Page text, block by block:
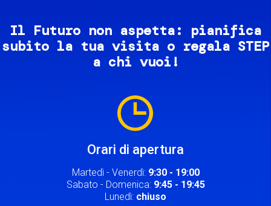
Il Futuro non aspetta: pianifica
subito la tua visita o regala STEP
a chi vuoi!
Orari di apertura
Martedì - Venerdì: 9:30 - 19:00
Sabato - Domenica: 9:45 - 19:45
Lunedì: chiuso